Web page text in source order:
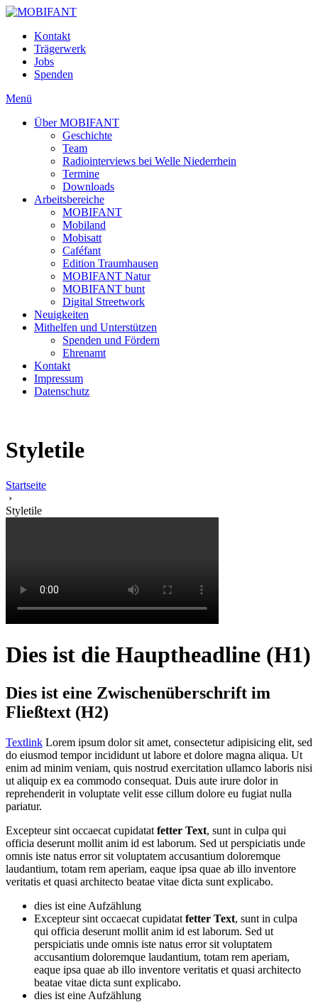
Kontakt
Trägerwerk
Jobs
Spenden
Menü
Über MOBIFANT
Geschichte
Team
Radiointerviews bei Welle Niederrhein
Termine
Downloads
Arbeitsbereiche
MOBIFANT
Mobiland
Mobisatt
Caféfant
Edition Traumhausen
MOBIFANT Natur
MOBIFANT bunt
Digital Streetwork
Neuigkeiten
Mithelfen und Unterstützen
Spenden und Fördern
Ehrenamt
Kontakt
Impressum
Datenschutz
Styletile
Startseite
›
Styletile
Dies ist die Hauptheadline (H1)
Dies ist eine Zwischenüberschrift im
Fließtext (H2)
Textlink Lorem ipsum dolor sit amet, consectetur adipisicing elit, sed
do eiusmod tempor incididunt ut labore et dolore magna aliqua. Ut
enim ad minim veniam, quis nostrud exercitation ullamco laboris nisi
ut aliquip ex ea commodo consequat. Duis aute irure dolor in
reprehenderit in voluptate velit esse cillum dolore eu fugiat nulla
pariatur.
Excepteur sint occaecat cupidatat fetter Text, sunt in culpa qui
officia deserunt mollit anim id est laborum. Sed ut perspiciatis unde
omnis iste natus error sit voluptatem accusantium doloremque
laudantium, totam rem aperiam, eaque ipsa quae ab illo inventore
veritatis et quasi architecto beatae vitae dicta sunt explicabo.
dies ist eine Aufzählung
Excepteur sint occaecat cupidatat fetter Text, sunt in culpa
qui officia deserunt mollit anim id est laborum. Sed ut
perspiciatis unde omnis iste natus error sit voluptatem
accusantium doloremque laudantium, totam rem aperiam,
eaque ipsa quae ab illo inventore veritatis et quasi architecto
beatae vitae dicta sunt explicabo.
dies ist eine Aufzählung